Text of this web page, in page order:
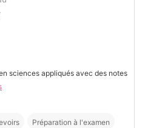
sciences appliqués avec des notes
Préparation à l'examen